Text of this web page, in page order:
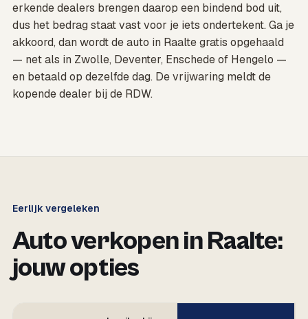
erkende dealers brengen daarop een bindend bod uit,
dus het bedrag staat vast voor je iets ondertekent. Ga je
akkoord, dan wordt de auto in Raalte gratis opgehaald
— net als in Zwolle, Deventer, Enschede of Hengelo —
en betaald op dezelfde dag. De vrijwaring meldt de
kopende dealer bij de RDW.
Eerlijk vergeleken
Auto verkopen in Raalte:
jouw opties